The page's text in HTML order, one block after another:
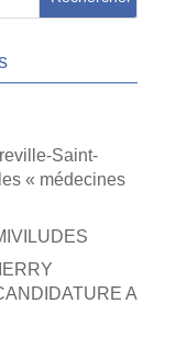
Saint-
« médecines
A